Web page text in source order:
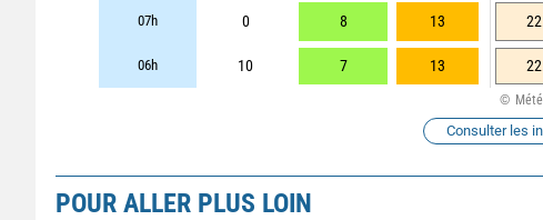
07h 0 8 13
06h 10 7 13
Consulter les
POUR ALLER PLUS LOIN